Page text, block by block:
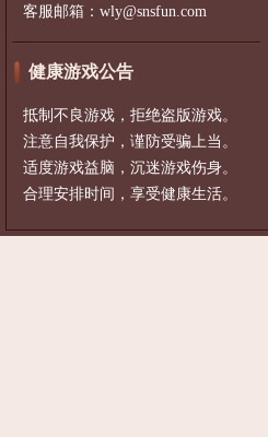
客服邮箱：wly@snsfun.com
健康游戏公告
抵制不良游戏，拒绝盗版游戏。
注意自我保护，谨防受骗上当。
适度游戏益脑，沉迷游戏伤身。
合理安排时间，享受健康生活。